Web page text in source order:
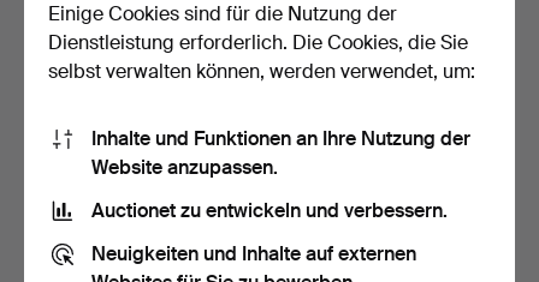
TIGERSÄGE, Ryobi,
RRS1801, mit Akku.
Beendet 19. Jul 2026
9 Gebote
FILMPLAKAT, "Bus stop" mit
1 Gebot
Einige Cookies sind für die Nutzung der
Dienstleistung erforderlich. Die Cookies, die Sie
selbst verwalten können, werden verwendet, um:
Inhalte und Funktionen an Ihre Nutzung der
Website anzupassen.
Auctionet zu entwickeln und verbessern.
Neuigkeiten und Inhalte auf externen